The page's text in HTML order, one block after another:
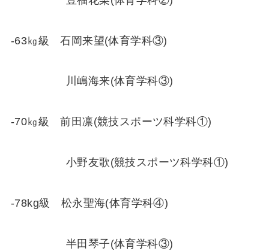
-63㎏級 石岡来望(体育学科③)
川嶋海来(体育学科③)
-70㎏級 前田凛(競技スポーツ科学科①)
小野友歌(競技スポーツ科学科①)
-78kg級 松永聖海(体育学科④)
半田琴子(体育学科③)